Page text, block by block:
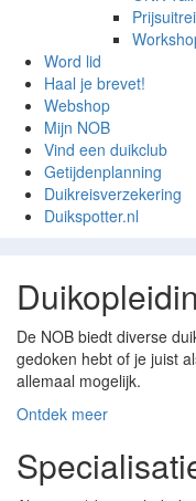
Word lid
Haal je brevet!
Webshop
Mijn NOB
Vind een duikclub
Getijdenplanning
Duikreisverzekering
Duikspotter.nl
De NOB biedt diverse
gedoken hebt of je juist
allemaal mogelijk.
Ontdek meer